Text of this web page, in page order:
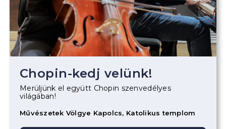
Chopin-kedj velünk!
Merüljünk el együtt Chopin szenvedélyes
világában!
Művészetek Völgye Kapolcs, Katolikus templom